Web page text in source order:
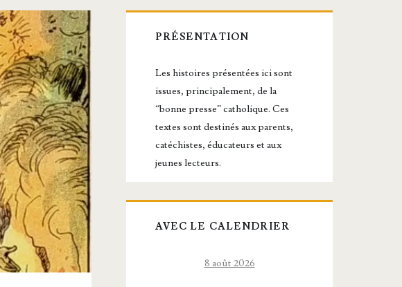
Barre
latérale
principale
PRÉSENTATION
Les histoires présentées ici sont
issues, principalement, de la
“bonne presse” catholique. Ces
textes sont destinés aux parents,
catéchistes, éducateurs et aux
jeunes lecteurs.
AVEC LE CALENDRIER
8 août 2026